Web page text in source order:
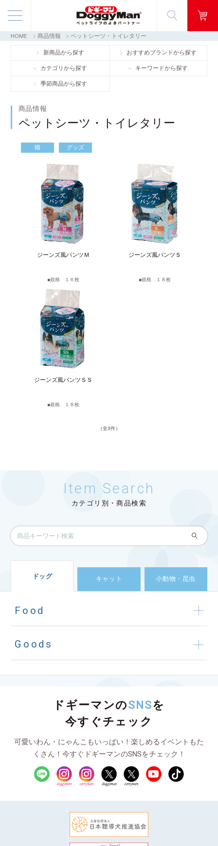
商品情報
映像ギャラリー
お客様窓口・Q＆A
会社情報
サイトマップ English
HOME 商品情報 ペットシーツ・トイレタリー
新商品から探す おすすめブランドから探す
カテゴリから探す キーワードから探す
季節商品から探す
商品情報
ペットシーツ・トイレタリー
猫 グッズ
ジーンズ風パンツＭ
規格 １６枚
ジーンズ風パンツＳ
規格 １８枚
ジーンズ風パンツＳＳ
規格 １８枚
（全3件）
Item Search
カテゴリ別・商品検索
ドッグ キャット 小動物・昆虫
Food
Goods
ドギーマンのSNSを
今すぐチェック
可愛いわん・にゃんこもいっぱい！楽しめるイベントもた
くさん！今すぐドギーマンのSNSをチェック！